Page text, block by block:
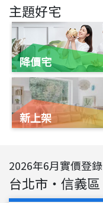
主題好宅
降價宅
新上架
2026年6月實價登錄
台北市 ・ 信義區